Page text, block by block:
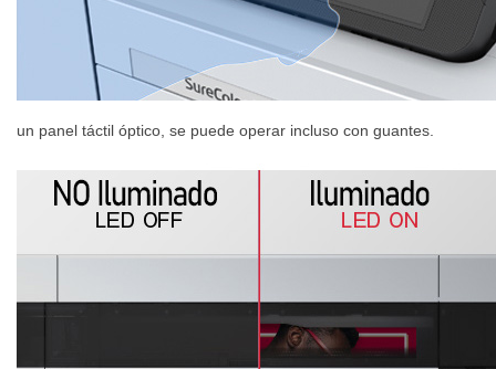
un panel táctil óptico, se puede operar incluso con guantes.